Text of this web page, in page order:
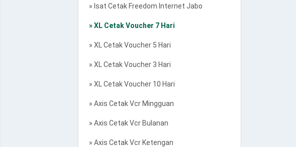
» Isat Cetak Freedom Internet Jabo
» XL Cetak Voucher 7 Hari
» XL Cetak Voucher 5 Hari
» XL Cetak Voucher 3 Hari
» XL Cetak Voucher 10 Hari
» Axis Cetak Vcr Mingguan
» Axis Cetak Vcr Bulanan
» Axis Cetak Vcr Ketengan